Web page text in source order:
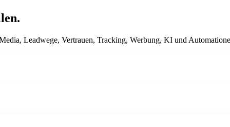
Leadwege, Vertrauen, Tracking, Werbung, KI und